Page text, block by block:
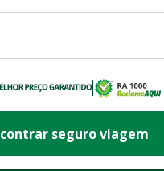
seguro viagem